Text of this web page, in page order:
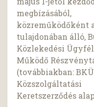
megbízásából,
közreműködőként
tulajdonában álló,
Közlekedési
Működő
(továbbiakban:
Közszolgáltatási
Keretszerződés